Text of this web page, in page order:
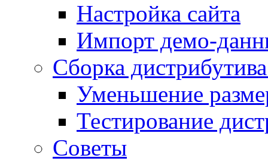
Настройка сайта
Импорт демо-
Сборка
Уменьшение
Тестирование
Советы